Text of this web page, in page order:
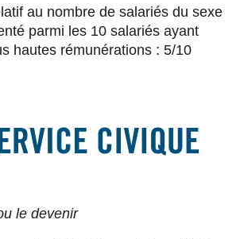
au nombre de salariés du sexe
parmi les 10 salariés ayant
hautes rémunérations : 5/10
le devenir